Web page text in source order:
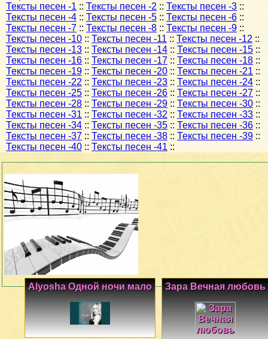
Тексты песен -1 :: Тексты песен -2 :: Тексты песен -3 ::
Тексты песен -4 :: Тексты песен -5 :: Тексты песен -6 ::
Тексты песен -7 :: Тексты песен -8 :: Тексты песен -9 ::
Тексты песен -10 :: Тексты песен -11 :: Тексты песен -12 ::
Тексты песен -13 :: Тексты песен -14 :: Тексты песен -15 ::
Тексты песен -16 :: Тексты песен -17 :: Тексты песен -18 ::
Тексты песен -19 :: Тексты песен -20 :: Тексты песен -21 ::
Тексты песен -22 :: Тексты песен -23 :: Тексты песен -24 ::
Тексты песен -25 :: Тексты песен -26 :: Тексты песен -27 ::
Тексты песен -28 :: Тексты песен -29 :: Тексты песен -30 ::
Тексты песен -31 :: Тексты песен -32 :: Тексты песен -33 ::
Тексты песен -34 :: Тексты песен -35 :: Тексты песен -36 ::
Тексты песен -37 :: Тексты песен -38 :: Тексты песен -39 ::
Тексты песен -40 :: Тексты песен -41 ::
Зара Вечная любовь
Alyosha Одной ночи мало